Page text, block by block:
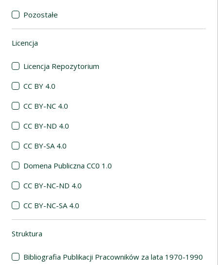
Pozostałe
Licencja
Licencja Repozytorium
CC BY 4.0
CC BY-NC 4.0
CC BY-ND 4.0
CC BY-SA 4.0
Domena Publiczna CC0 1.0
CC BY-NC-ND 4.0
CC BY-NC-SA 4.0
Struktura
Bibliografia Publikacji Pracowników za lata 1970-1990